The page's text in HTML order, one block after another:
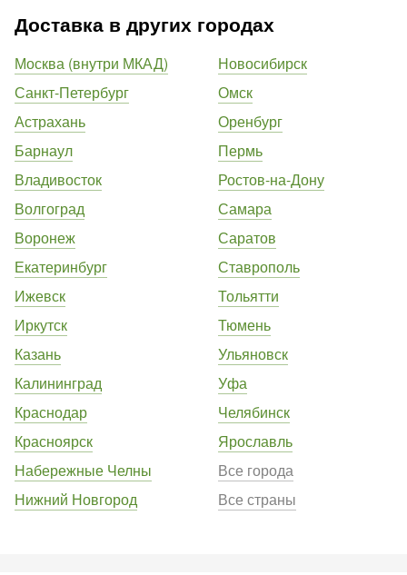
Доставка в других городах
Москва (внутри МКАД)
Санкт-Петербург
Астрахань
Барнаул
Владивосток
Волгоград
Воронеж
Екатеринбург
Ижевск
Иркутск
Казань
Калининград
Краснодар
Красноярск
Набережные Челны
Нижний Новгород
Новосибирск
Омск
Оренбург
Пермь
Ростов-на-Дону
Самара
Саратов
Ставрополь
Тольятти
Тюмень
Ульяновск
Уфа
Челябинск
Ярославль
Все города
Все страны